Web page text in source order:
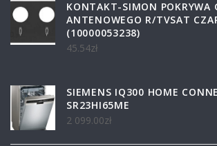
KONTAKT-SIMON POKRYWA
ANTENOWEGO R/TVSAT
(10000053238)
45.54zł
SIEMENS IQ300 HOME
SR23HI65ME
2 099.00zł